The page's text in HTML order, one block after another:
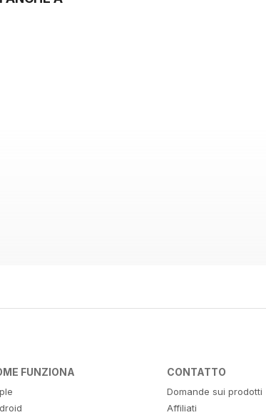
FUNZIONA CONTATTO
Domande sui prodotti
Affiliati